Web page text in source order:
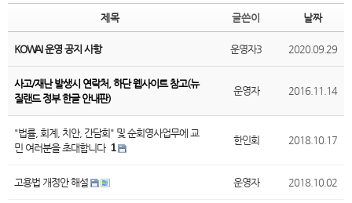
제목 글쓴이 날짜
KOWAI 운영 공지 사항 운영자3 2020.09.29
사고/재난 발생시 연락처, 하단 웹사이트 참고(뉴
질랜드 정부 한글 안내판)
운영자 2016.11.14
"법률, 회계, 치안, 간담회" 및 순회영사업무에 교
민 여러분을 초대합니다 1
한인회 2018.10.17
고용법 개정안 해설 운영자 2018.10.02
Sketchbook5, 스케치북5